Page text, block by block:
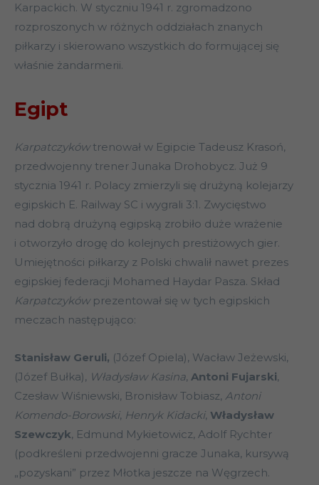
Karpackich. W styczniu 1941 r. zgromadzono
rozproszonych w różnych oddziałach znanych
piłkarzy i skierowano wszystkich do formującej się
właśnie żandarmerii.
Egipt
Karpatczykówtrenował w Egipcie Tadeusz Krasoń,
przedwojenny trener Junaka Drohobycz. Już 9
stycznia 1941 r. Polacy zmierzyli się drużyną kolejarzy
egipskich E. Railway SC i wygrali 3:1. Zwycięstwo
nad dobrą drużyną egipską zrobiło duże wrażenie
i otworzyło drogę do kolejnych prestiżowych gier.
Umiejętności piłkarzy z Polski chwalił nawet prezes
egipskiej federacji Mohamed Haydar Pasza. Skład
Karpatczyków prezentował się w tych egipskich
meczach następująco:
Stanisław Geruli, (Józef Opiela), Wacław Jeżewski,
(Józef Bułka), Władysław Kasina, Antoni Fujarski,
Czesław Wiśniewski, Bronisław Tobiasz, Antoni
Komendo-Borowski, Henryk Kidacki, Władysław
Szewczyk, Edmund Mykietowicz, Adolf Rychter
(podkreśleni przedwojenni gracze Junaka, kursywą
„pozyskani” przez Młotka jeszcze na Węgrzech.